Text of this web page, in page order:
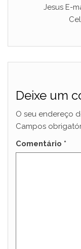
Jesus E-
Deixe um
O seu endereço
Campos
Comentário *